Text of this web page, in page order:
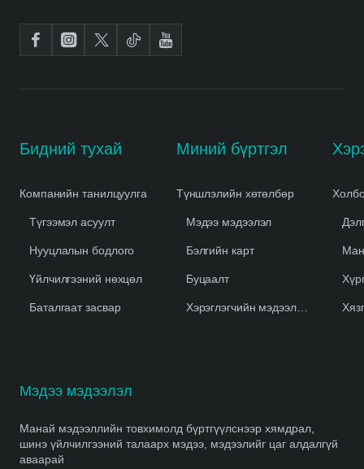
Бидний тухай
Компанийн танилцуулга
Түгээмэл асуулт
Нууцлалын бодлого
Үйлчилгээний нөхцөл
Баталгаат засвар
Миний бүртгэл
Түншлэлийн хөтөлбөр
Мэдээ мэдээлэл
Бэлгийн карт
Буцаалт
Хэрэглэгчийн мэдээлэл устгах
Мэдээ мэдээлэл
Манай мэдээллийн товхимолд бүртгүүлснээр хямдрал,
шинэ үйлчилгээний талаарх мэдээ, мэдээлийг цаг алдалгүй
аваарай